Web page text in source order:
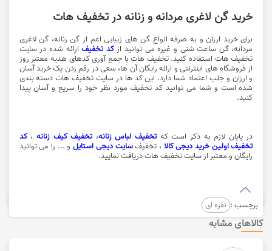
خرید گن لاغری مردانه و زنانه در تخفیف هات
برای خرید ارزان و به صرفه انواع گن های زیبایی اعم از گن زنانه، گن لاغری
مردانه، گن ساعت شنی و غیره می توانید ازکد تخفیفارائه شده در سایت
تخفیف هات استفاده کنید. تخفیف هات با جمع آوری کدهای هدیه معتبر روز
از فروشگاه های اینترنتی و ارائه رایگان آن ها، سعی در رقم زدن یک خرید آسان
و ارزان و جلب اعتماد شما دارد. این کد ها در سایت تخفیف هات دسته بندی
شده است و شما می توانید کد تخفیف مورد نظر خود را سریع و آسان پیدا
کنید.
در پایان لازم به ذکر است کهتخفیف لباس زنانه،تخفیف کیف زنانه ،کد
تخفیف اولین خرید دیجی کالا ، تخفیفسایت دیجی استایلو ... را می توانید
رایگان و معتبر از سایت تخفیف هات دریافت نمایید.
برچسب : نقره ای
کالاهای مشابه